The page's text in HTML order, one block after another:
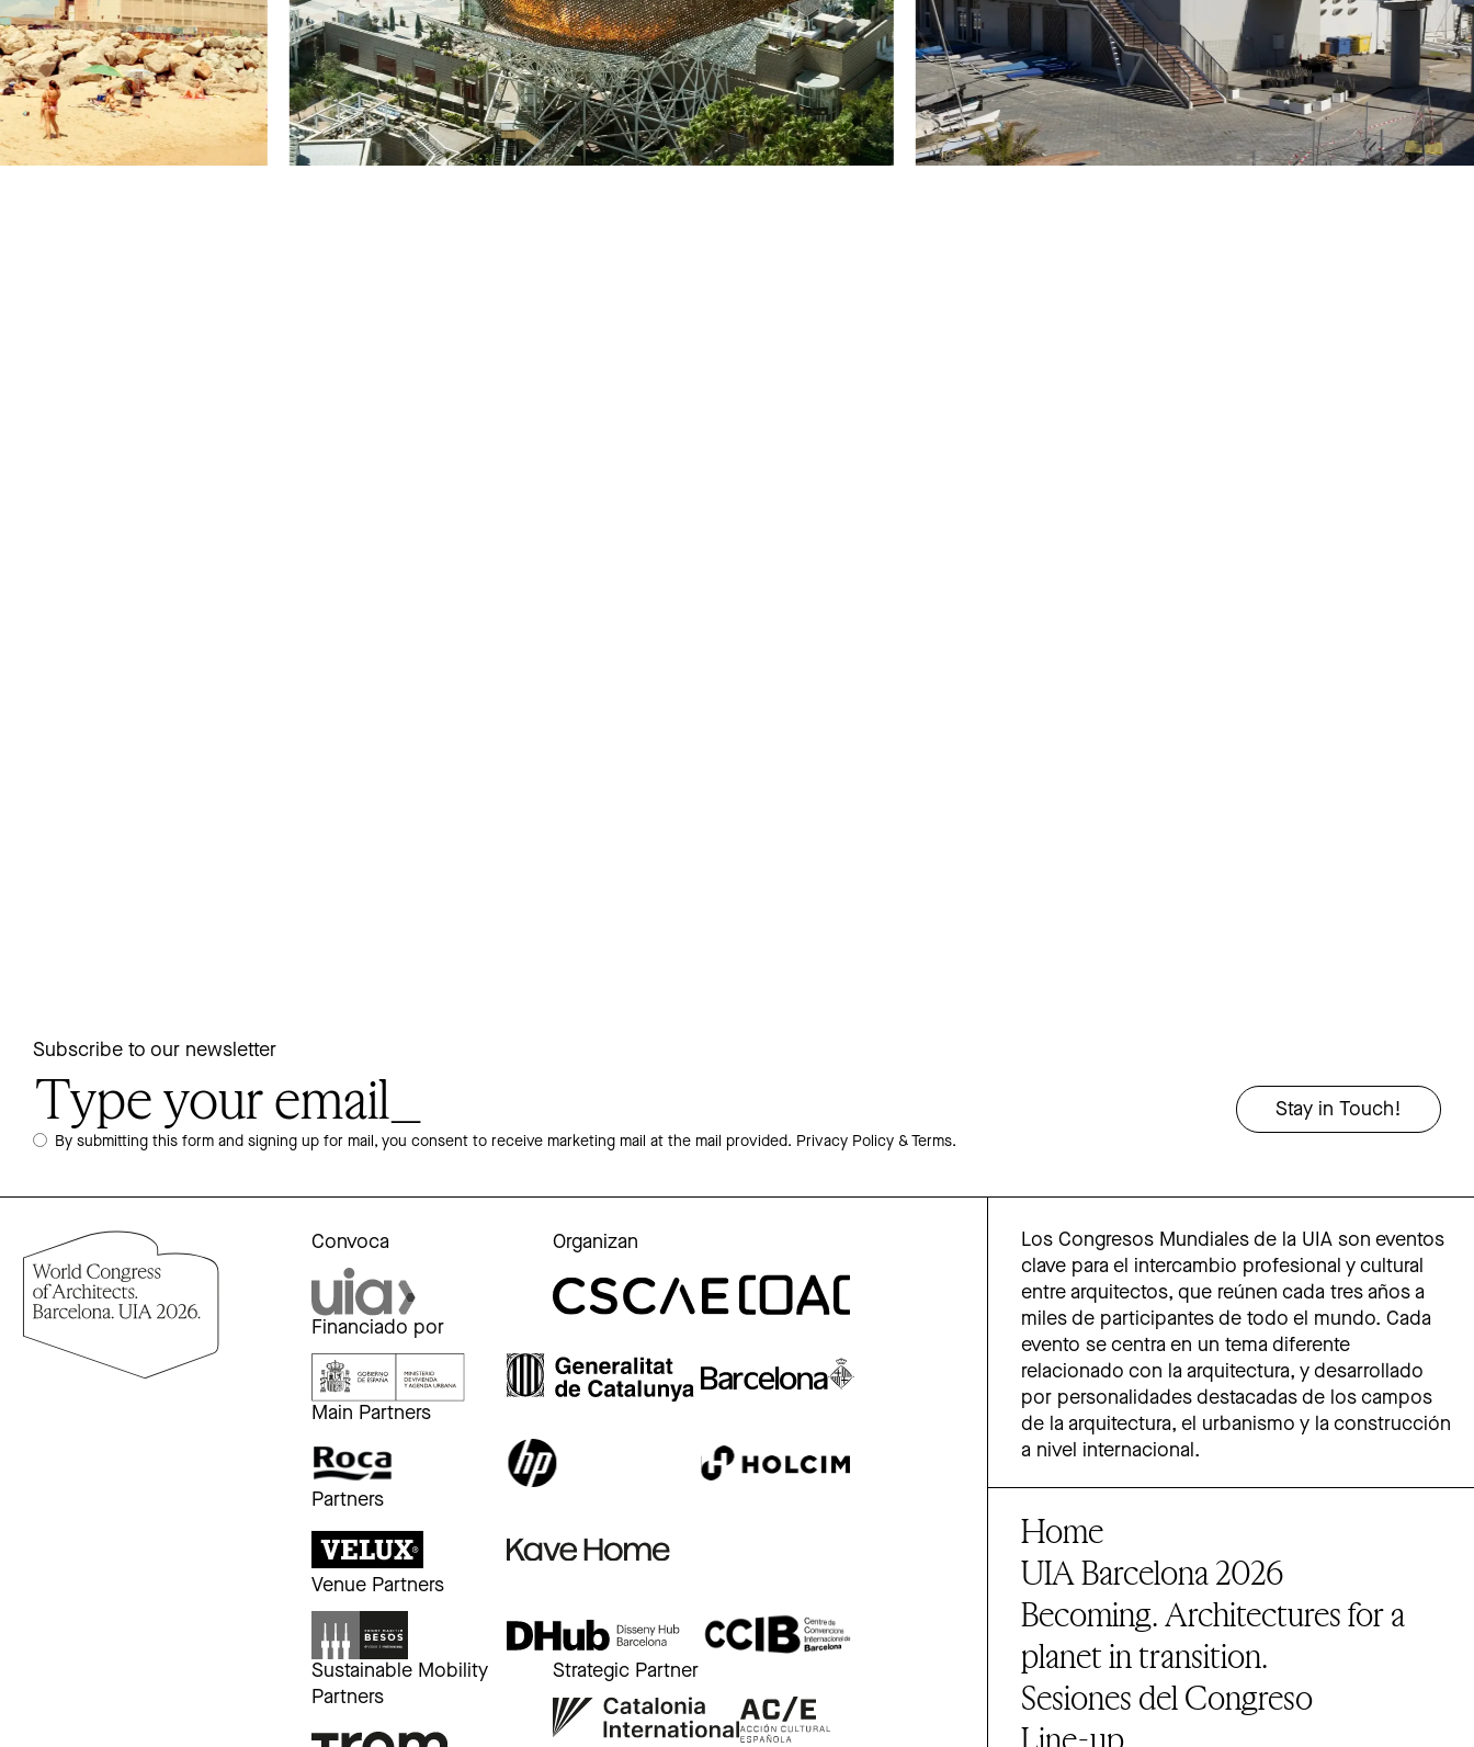
Subscribe to our newsletter
By submitting this form and signing up for mail, you consent to receive marketing mail at the mail provided. Privacy Policy & Terms.
Convoca Organizan
Financiado por
Main Partners
Partners
Venue Partners
Sustainable Mobility
Partners
Strategic Partner
Los Congresos Mundiales de la UIA son eventos
clave para el intercambio profesional y cultural
entre arquitectos, que reúnen cada tres años a
miles de participantes de todo el mundo. Cada
evento se centra en un tema diferente
relacionado con la arquitectura, y desarrollado
por personalidades destacadas de los campos
de la arquitectura, el urbanismo y la construcción
a nivel internacional.
Home
UIA Barcelona 2026
Becoming. Architectures for a
planet in transition.
Sesiones del Congreso
Line-up